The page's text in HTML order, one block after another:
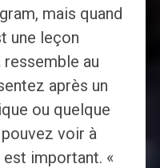
mais quand
une leçon
au
après un
ou quelque
voir à
important. «